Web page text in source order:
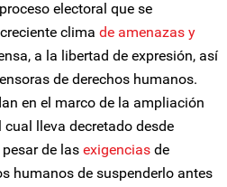
electoral que se
clima de amenazas y
a la libertad de expresión, así
de derechos humanos.
en el marco de la ampliación
lleva decretado desde
de las exigencias de
humanos de suspenderlo antes